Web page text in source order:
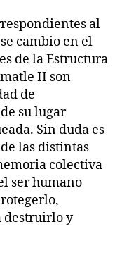
al
cambio en el
de la Estructura
II son
de
su lugar
Sin duda es
las distintas
colectiva
ser humano
destruirlo y